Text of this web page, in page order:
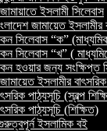
ইসলামী সিলেবাস
জামায়েত ইসলামীর
সিলেবাস “ক”
সিলেবাস “খ” (
হওয়ার জন্য সংক্ষিপ্ত
ইসলামীর
পাঠ্যসূচি (স্বল্প
পাঠ্যসূচি (শিক্ষিত)
ইসলামিক বই